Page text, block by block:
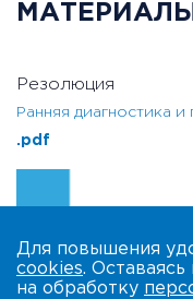
МАТЕРИАЛЫ
Резолюция
Ранняя диагностика
.pdf
Для повышения
cookies. Оставаясь
на обработку